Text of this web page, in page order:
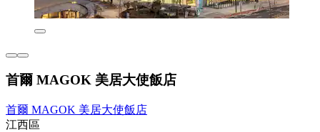
首爾 MAGOK 美居大使飯店
首爾 MAGOK 美居大使飯店
江西區